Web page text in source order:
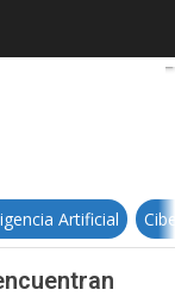
sociales
Artificial